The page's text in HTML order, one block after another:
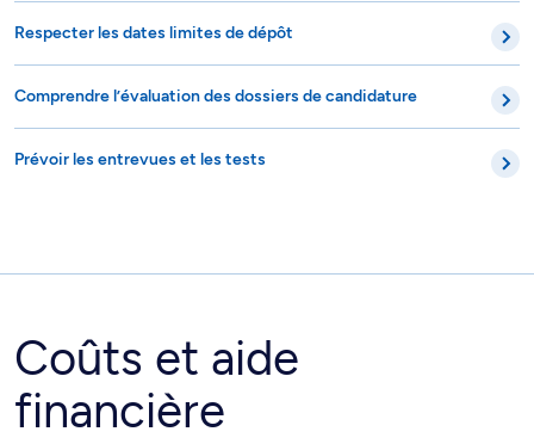
Respecter les dates limites de dépôt
Comprendre l’évaluation des dossiers de candidature
Prévoir les entrevues et les tests
Coûts et aide
financière